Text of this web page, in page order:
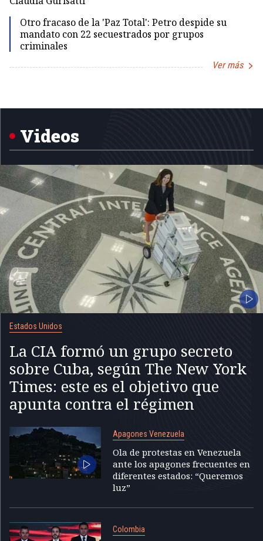
Otro fracaso de la 'Paz Total': Petro despide su
mandato con 22 secuestrados por grupos
criminales
Ver más
5
Videos
Estados Unidos
La CIA formó un grupo secreto
sobre Cuba, según The New York
Times: este es el objetivo que
apunta contra el régimen
Apagones Venezuela
Ola de protestas en Venezuela
ante los apagones frecuentes en
diferentes estados: “Queremos
luz”
Colombia